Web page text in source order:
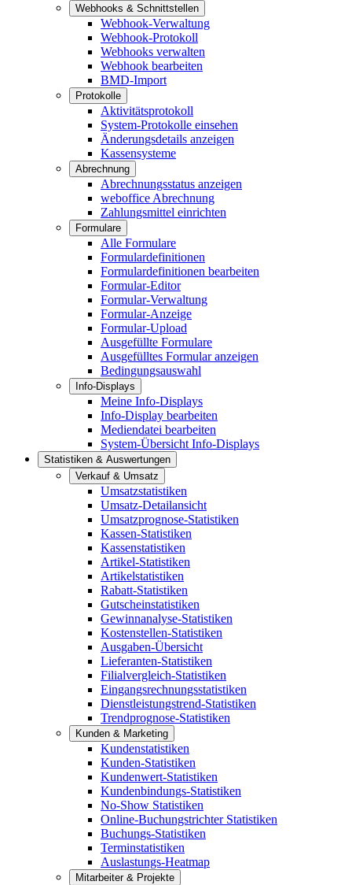
Webhooks & Schnittstellen
Webhook-Verwaltung
Webhook-Protokoll
Webhooks verwalten
Webhook bearbeiten
BMD-Import
Protokolle
Aktivitätsprotokoll
System-Protokolle einsehen
Änderungsdetails anzeigen
Kassensysteme
Abrechnung
Abrechnungsstatus anzeigen
weboffice Abrechnung
Zahlungsmittel einrichten
Formulare
Alle Formulare
Formulardefinitionen
Formulardefinitionen bearbeiten
Formular-Editor
Formular-Verwaltung
Formular-Anzeige
Formular-Upload
Ausgefüllte Formulare
Ausgefülltes Formular anzeigen
Bedingungsauswahl
Info-Displays
Meine Info-Displays
Info-Display bearbeiten
Mediendatei bearbeiten
System-Übersicht Info-Displays
Statistiken & Auswertungen
Verkauf & Umsatz
Umsatzstatistiken
Umsatz-Detailansicht
Umsatzprognose-Statistiken
Kassen-Statistiken
Kassenstatistiken
Artikel-Statistiken
Artikelstatistiken
Rabatt-Statistiken
Gutscheinstatistiken
Gewinnanalyse-Statistiken
Kostenstellen-Statistiken
Ausgaben-Übersicht
Lieferanten-Statistiken
Filialvergleich-Statistiken
Eingangsrechnungsstatistiken
Dienstleistungstrend-Statistiken
Trendprognose-Statistiken
Kunden & Marketing
Kundenstatistiken
Kunden-Statistiken
Kundenwert-Statistiken
Kundenbindungs-Statistiken
No-Show Statistiken
Online-Buchungstrichter Statistiken
Buchungs-Statistiken
Terminstatistiken
Auslastungs-Heatmap
Mitarbeiter & Projekte